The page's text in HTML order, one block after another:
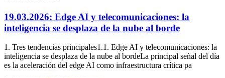
19.03.2026: Edge AI y telecomunicaciones: la
inteligencia se desplaza de la nube al borde
1. Tres tendencias principales1.1. Edge AI y telecomunicaciones: la
inteligencia se desplaza de la nube al bordeLa principal señal del día
es la aceleración del edge AI como infraestructura crítica pa